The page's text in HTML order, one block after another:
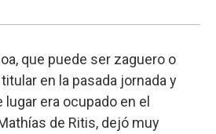
que puede ser zaguero o
en la pasada jornada y
era ocupado en el
de Ritis, dejó muy